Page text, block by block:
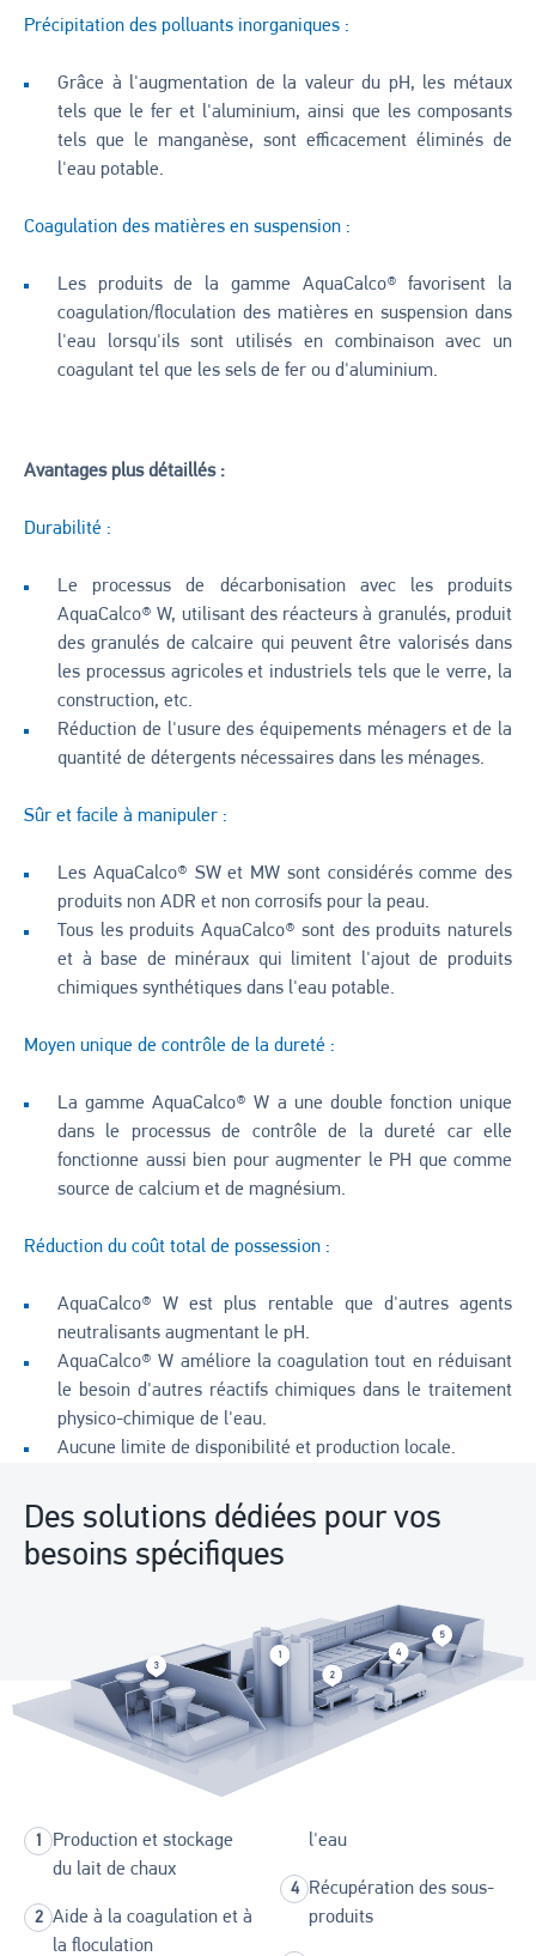
Précipitation des polluants inorganiques :
Grâce à l'augmentation de la valeur du pH, les métaux
tels que le fer et l'aluminium, ainsi que les composants
tels que le manganèse, sont efficacement éliminés de
l'eau potable.
Coagulation des matières en suspension :
Les produits de la gamme AquaCalco® favorisent la
coagulation/floculation des matières en suspension dans
l'eau lorsqu'ils sont utilisés en combinaison avec un
coagulant tel que les sels de fer ou d'aluminium.
Avantages plus détaillés :
Durabilité :
Le processus de décarbonisation avec les produits
AquaCalco® W, utilisant des réacteurs à granulés, produit
des granulés de calcaire qui peuvent être valorisés dans
les processus agricoles et industriels tels que le verre, la
construction, etc.
Réduction de l'usure des équipements ménagers et de la
quantité de détergents nécessaires dans les ménages.
Sûr et facile à manipuler :
Les AquaCalco® SW et MW sont considérés comme des
produits non ADR et non corrosifs pour la peau.
Tous les produits AquaCalco® sont des produits naturels
et à base de minéraux qui limitent l'ajout de produits
chimiques synthétiques dans l'eau potable.
Moyen unique de contrôle de la dureté :
La gamme AquaCalco® W a une double fonction unique
dans le processus de contrôle de la dureté car elle
fonctionne aussi bien pour augmenter le PH que comme
source de calcium et de magnésium.
Réduction du coût total de possession :
AquaCalco® W est plus rentable que d'autres agents
neutralisants augmentant le pH.
AquaCalco® W améliore la coagulation tout en réduisant
le besoin d'autres réactifs chimiques dans le traitement
physico-chimique de l'eau.
Aucune limite de disponibilité et production locale.
Des solutions dédiées pour vos
besoins spécifiques
Production et stockage
du lait de chaux
Aide à la coagulation et à
la floculation
l'eau
Récupération des sous-
produits